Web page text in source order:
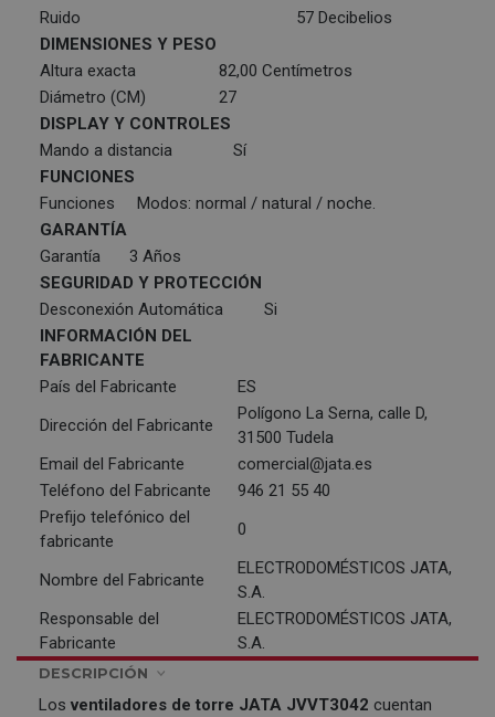
Ruido
57 Decibelios
DIMENSIONES Y PESO
Altura exacta
82,00 Centímetros
Diámetro (CM)
27
DISPLAY Y CONTROLES
Mando a distancia
Sí
FUNCIONES
Funciones
Modos: normal / natural / noche.
GARANTÍA
Garantía
3 Años
SEGURIDAD Y PROTECCIÓN
Desconexión Automática
Si
INFORMACIÓN DEL
FABRICANTE
País del Fabricante
ES
Dirección del Fabricante
Polígono La Serna, calle D,
31500 Tudela
Email del Fabricante
comercial@jata.es
Teléfono del Fabricante
946 21 55 40
Prefijo telefónico del
fabricante
0
Nombre del Fabricante
ELECTRODOMÉSTICOS JATA,
S.A.
Responsable del
Fabricante
ELECTRODOMÉSTICOS JATA,
S.A.
DESCRIPCIÓN
Los ventiladores de torre JATA JVVT3042 cuentan